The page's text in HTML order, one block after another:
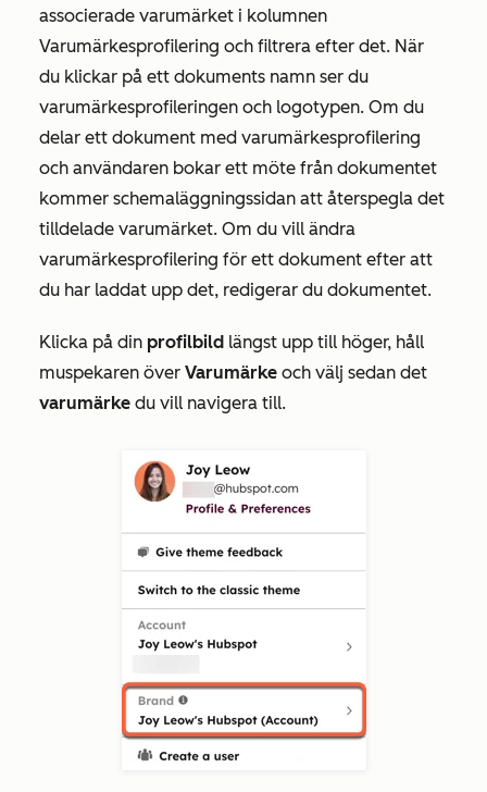
associerade varumärket i kolumnen
Varumärkesprofilering och filtrera efter det. När
du klickar på ett dokuments namn ser du
varumärkesprofileringen och logotypen. Om du
delar ett dokument med varumärkesprofilering
och användaren bokar ett möte från dokumentet
kommer schemaläggningssidan att återspegla det
tilldelade varumärket. Om du vill ändra
varumärkesprofilering för ett dokument efter att
du har laddat upp det, redigerar du dokumentet.
Klicka på din profilbild längst upp till höger, håll
muspekaren över Varumärke och välj sedan det
varumärke du vill navigera till.